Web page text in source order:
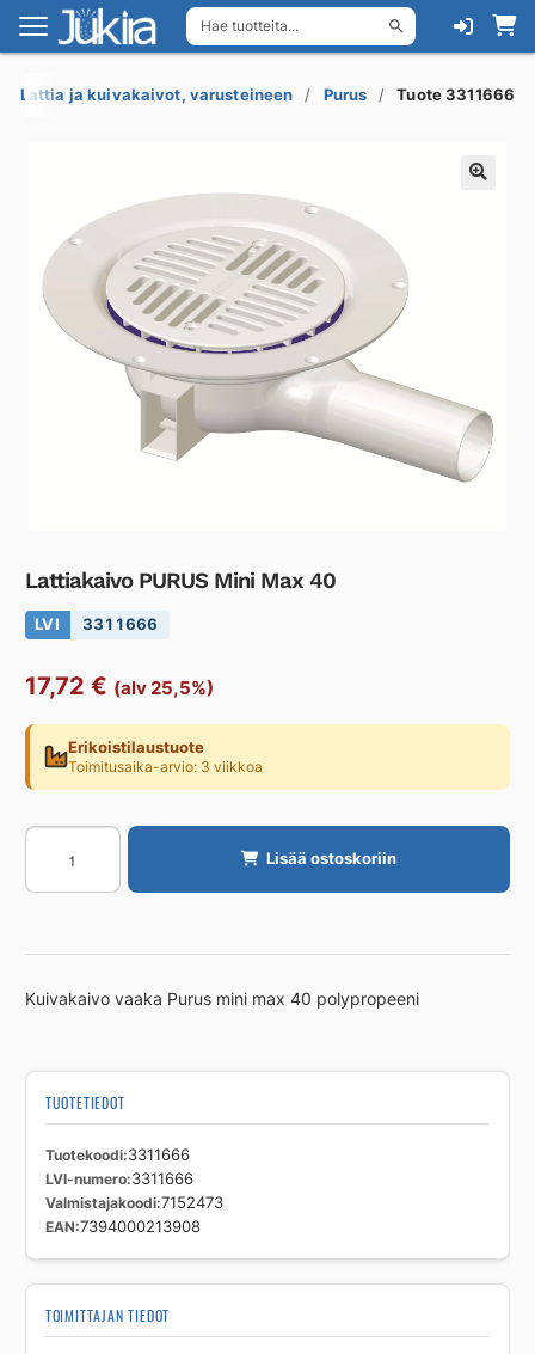
Hae tuotteita...
Siirry
navigointiin
Siirry
sisältöön
Lattia ja kuivakaivot, varusteineen Purus Tuote 3311666
Lattiakaivo PURUS Mini Max 40
LVI 3311666
17,72 € (alv 25,5%)
Erikoistilaustuote
Toimitusaika-arvio: 3 viikkoa
Lattiakaivo
PURUS
Mini
Lisää ostoskoriin
Kuivakaivo vaaka Purus mini max 40 polypropeeni
TUOTETIEDOT
Tuotekoodi 3311666
LVI-numero 3311666
Valmistajakoodi 7152473
EAN 7394000213908
TOIMITTAJAN TIEDOT